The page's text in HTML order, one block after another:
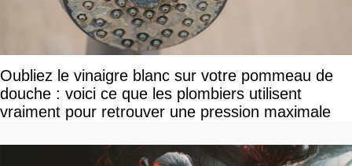
Oubliez le vinaigre blanc sur votre pommeau de
douche : voici ce que les plombiers utilisent
vraiment pour retrouver une pression maximale